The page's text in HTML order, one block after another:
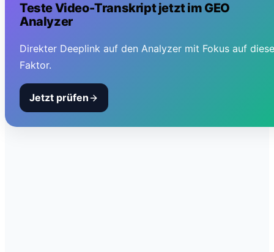
TesteVideo-Transkriptjetzt im GEO
Analyzer
Direkter Deeplink auf den Analyzer mit Fokus auf
Faktor.
Jetzt prüfen